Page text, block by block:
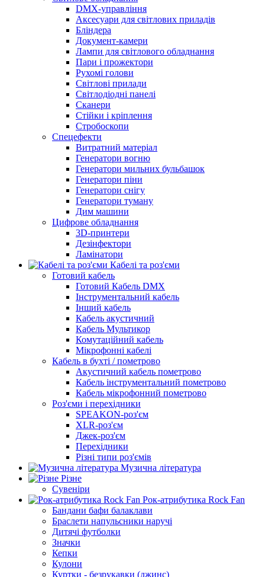
DMX-управління
Аксесуари для світлових приладів
Бліндера
Документ-камери
Лампи для світлового обладнання
Пари і прожектори
Рухомі голови
Світлові прилади
Світлодіодні панелі
Сканери
Стійки і кріплення
Стробоскопи
Спецефекти
Витратний матеріал
Генератори вогню
Генератори мильних бульбашок
Генератори піни
Генератори снігу
Генератори туману
Дим машини
Цифрове обладнання
3D-принтери
Дезінфектори
Ламінатори
Кабелі та роз'єми
Готовий кабель
Готовий Кабель DMX
Інструментальний кабель
Інший кабель
Кабель акустичний
Кабель Мультикор
Комутаційний кабель
Мікрофонні кабелі
Кабель в бухті / пометрово
Акустичний кабель пометрово
Кабель інструментальний пометрово
Кабель мікрофонний пометрово
Роз'єми і перехідники
SPEAKON-роз'єм
XLR-роз'єм
Джек-роз'єм
Перехідники
Різні типи роз'ємів
Музична література
Різне
Сувеніри
Рок-атрибутика Rock Fan
Бандани бафи балаклави
Браслети напульсники наручі
Дитячі футболки
Значки
Кепки
Кулони
Куртки - безрукавки (джинс)